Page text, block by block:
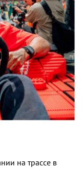
на трассе в